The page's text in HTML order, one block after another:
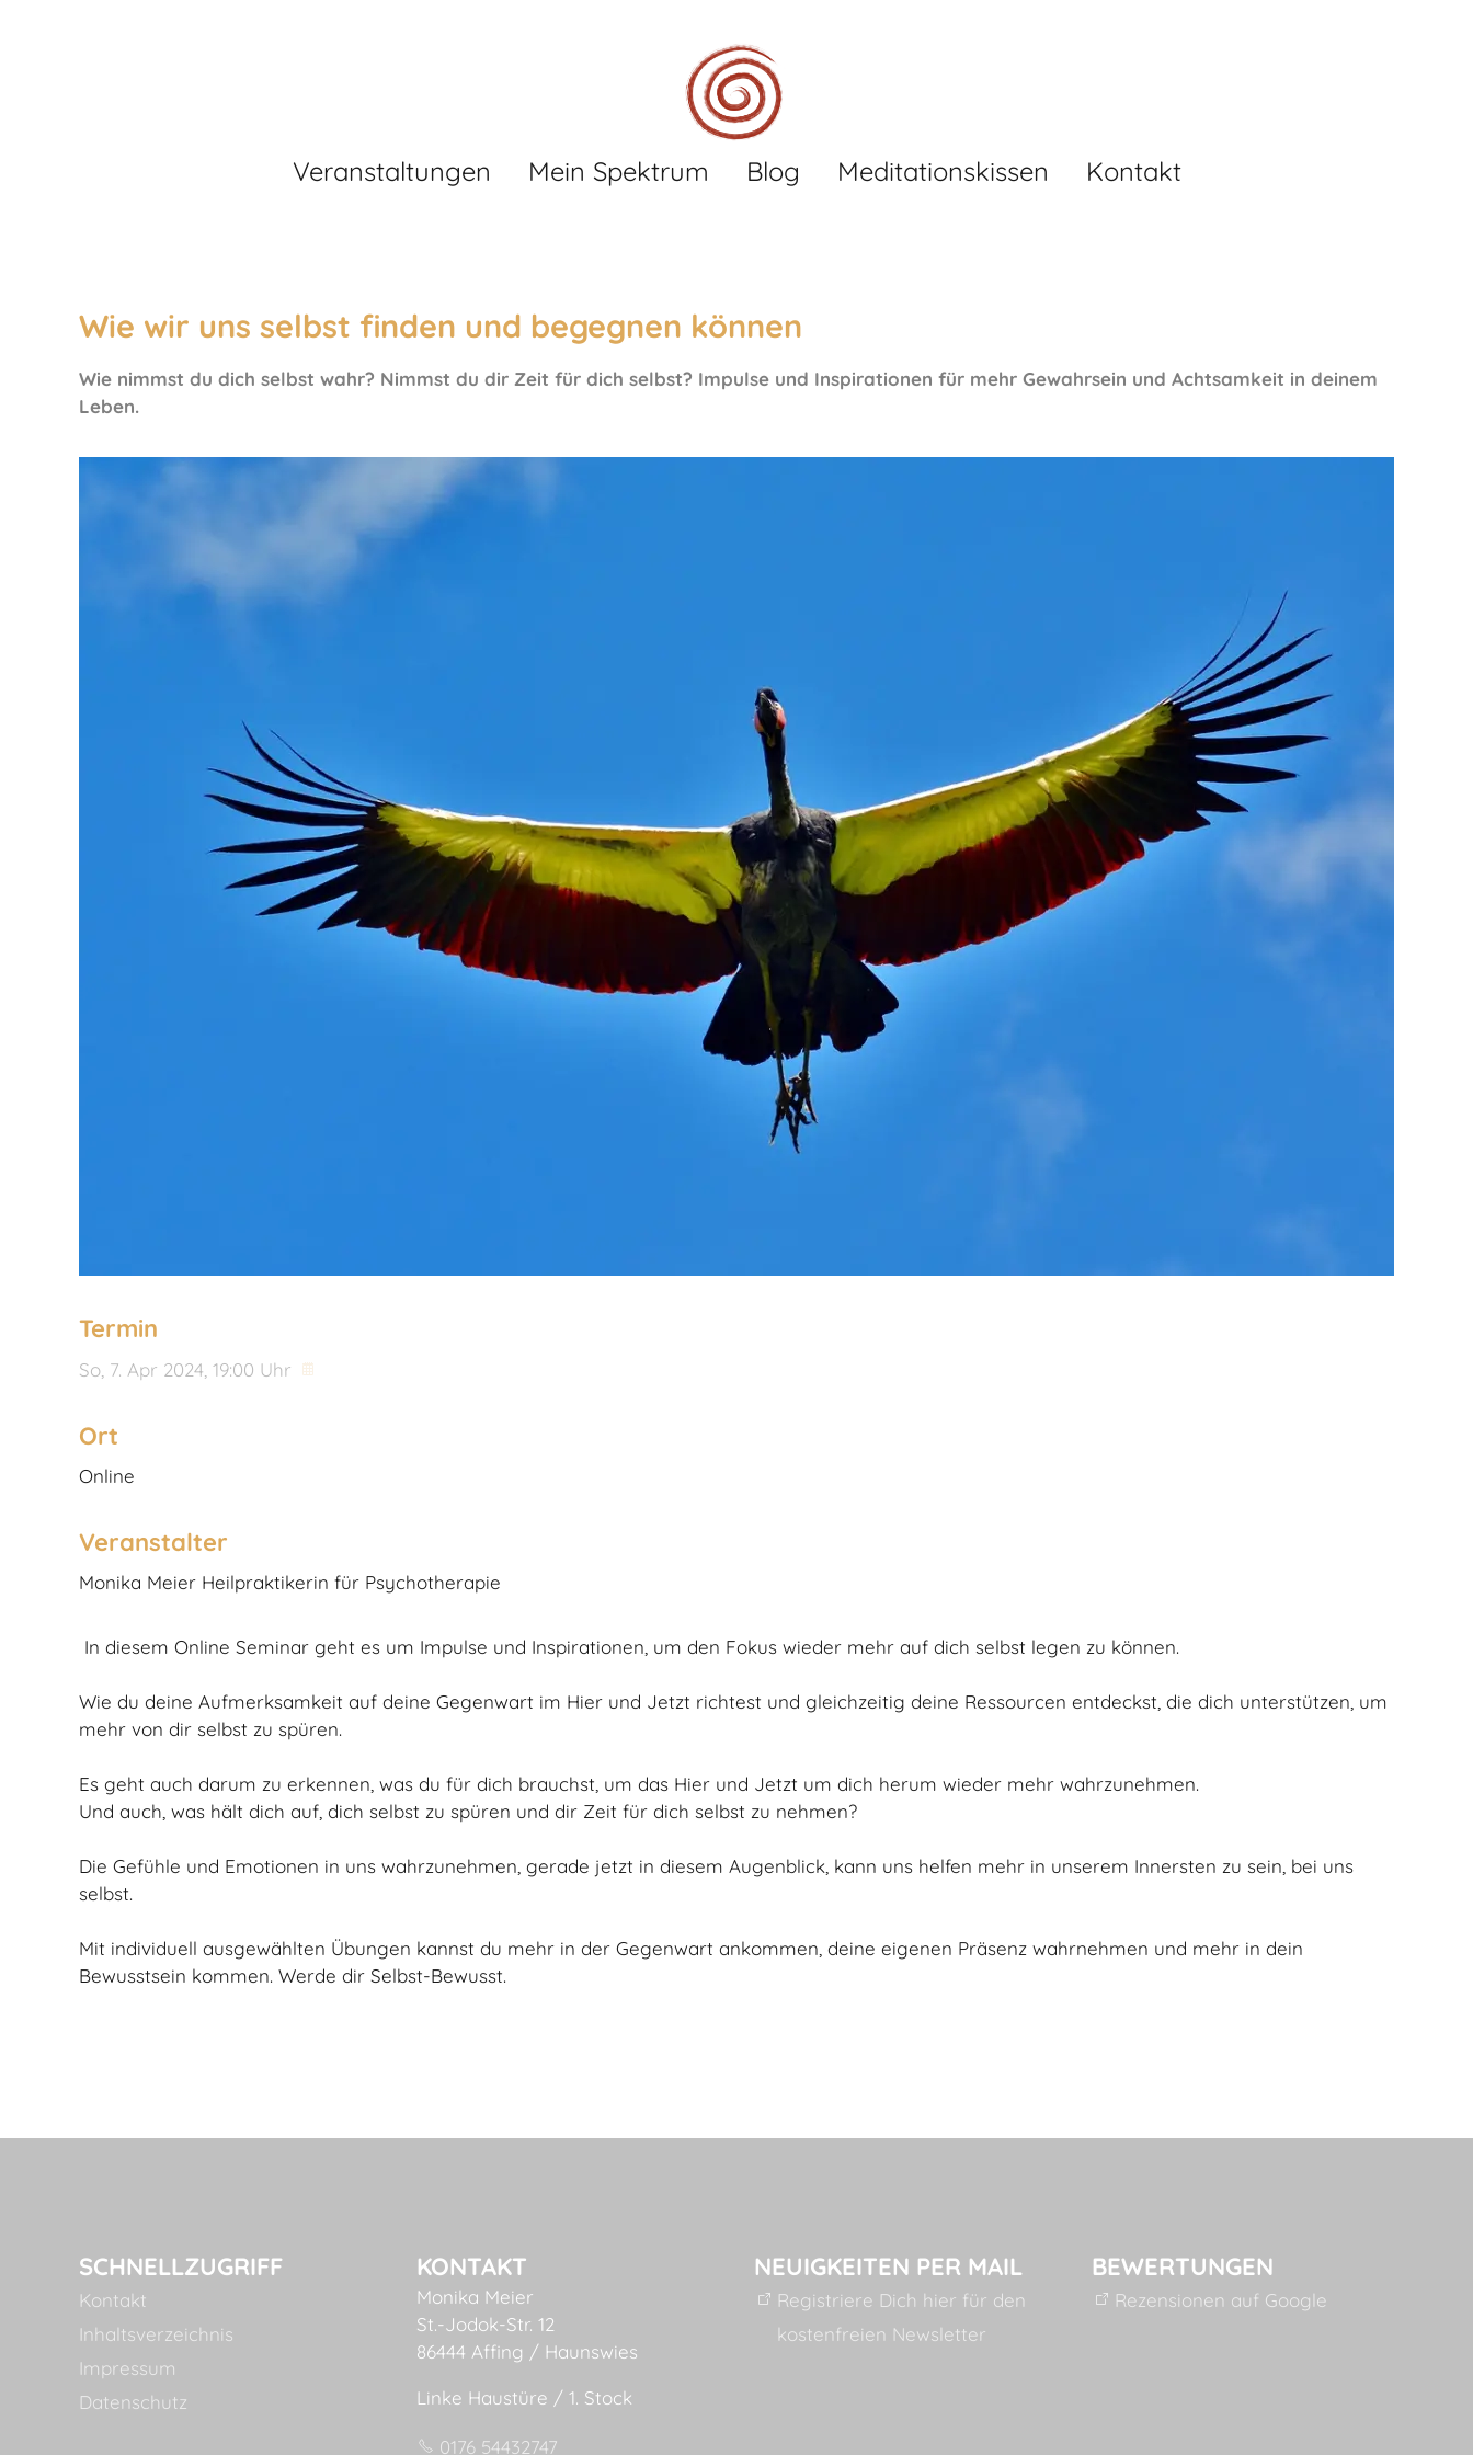
Veranstaltungen Mein Spektrum Blog Meditationskissen Kontakt
Wie wir uns selbst finden und begegnen können
Wie nimmst du dich selbst wahr? Nimmst du dir Zeit für dich selbst? Impulse und Inspirationen für mehr Gewahrsein und Achtsamkeit in deinem
Leben.
Termin
So, 7. Apr 2024 , 19:00 Uhr
Ort
Online
Veranstalter
Monika Meier Heilpraktikerin für Psychotherapie
In diesem Online Seminar geht es um Impulse und Inspirationen, um den Fokus wieder mehr auf dich selbst legen zu können.
Wie du deine Aufmerksamkeit auf deine Gegenwart im Hier und Jetzt richtest und gleichzeitig deine Ressourcen entdeckst, die dich unterstützen, um
mehr von dir selbst zu spüren.
Es geht auch darum zu erkennen, was du für dich brauchst, um das Hier und Jetzt um dich herum wieder mehr wahrzunehmen.
Und auch, was hält dich auf, dich selbst zu spüren und dir Zeit für dich selbst zu nehmen?
Die Gefühle und Emotionen in uns wahrzunehmen, gerade jetzt in diesem Augenblick, kann uns helfen mehr in unserem Innersten zu sein, bei uns
selbst.
Mit individuell ausgewählten Übungen kannst du mehr in der Gegenwart ankommen, deine eigenen Präsenz wahrnehmen und mehr in dein
Bewusstsein kommen. Werde dir Selbst-Bewusst.
SCHNELLZUGRIFF
Kontakt
Inhaltsverzeichnis
Impressum
Datenschutz
KONTAKT
Monika Meier
St.-Jodok-Str. 12
86444 Affing / Haunswies
Linke Haustüre / 1. Stock
0176 54432747
NEUIGKEITEN PER MAIL
Registriere Dich hier für den
kostenfreien Newsletter
BEWERTUNGEN
Rezensionen auf Google